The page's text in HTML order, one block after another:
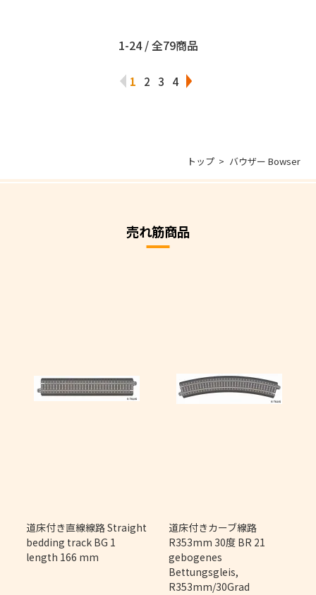
1-24 / 全79商品
1 2 3 4
トップ バウザー Bowser
売れ筋商品
道床付き直線線路 Straight
bedding track BG 1
length 166 mm
道床付きカーブ線路
R353mm 30度 BR 21
gebogenes
Bettungsgleis,
R353mm/30Grad